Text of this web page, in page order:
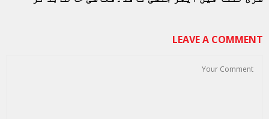
LEAVE A COMMENT